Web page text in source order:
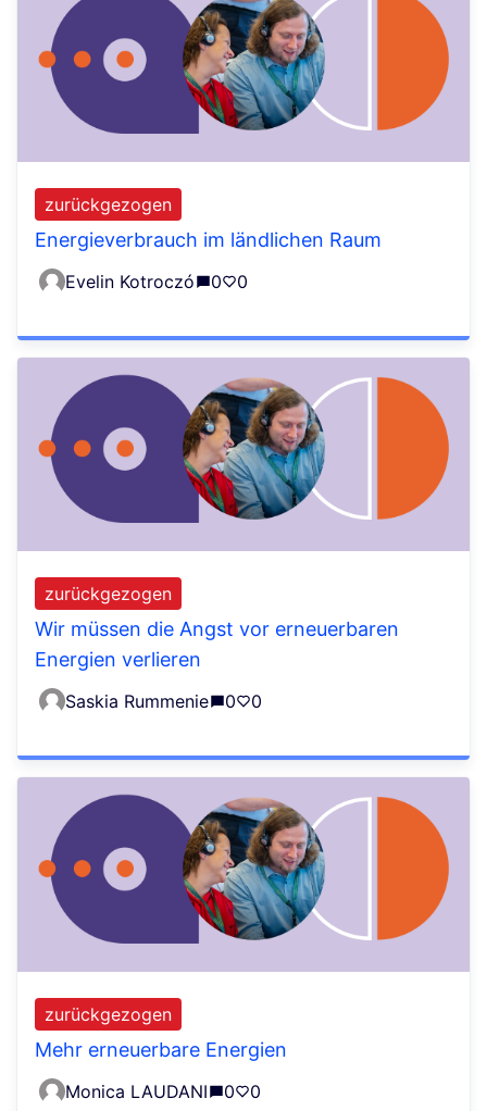
Energieverbrauch im ländlichen Raum
zurückgezogen
Evelin Kotroczó 0 0
Wir müssen die Angst vor erneuerbaren
Energien verlieren
zurückgezogen
Saskia Rummenie 0 0
Mehr erneuerbare Energien
zurückgezogen
Monica LAUDANI 0 0